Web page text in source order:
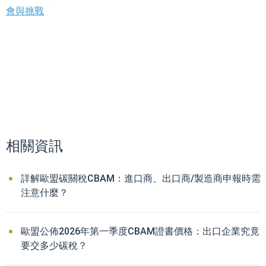
會與挑戰
相關資訊
詳解歐盟碳關稅CBAM：進口商、出口商/製造商申報時需
注意什麼？
歐盟公佈2026年第一季度CBAM證書價格：出口企業究竟
要交多少碳稅？